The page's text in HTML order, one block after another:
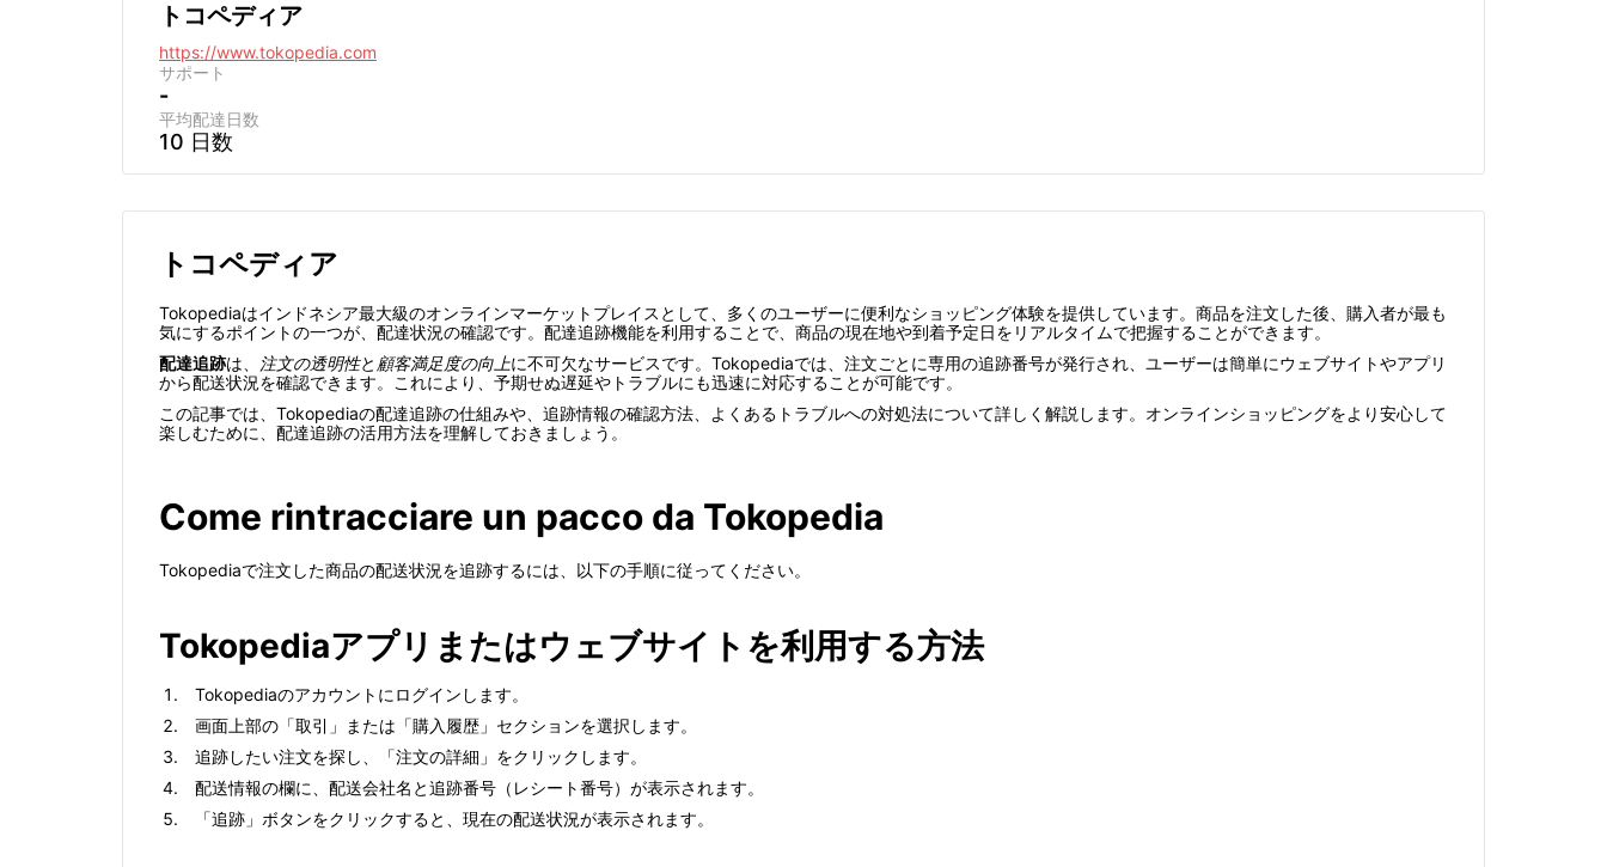
トコペディア
https://www.tokopedia.com
サポート
-
平均配達日数
10 日数
トコペディア
Tokopediaはインドネシア最大級のオンラインマーケットプレイスとして、多くのユーザーに便利なショッピング体験を提供しています。商品を注文した後、購入者が最も
気にするポイントの一つが、配達状況の確認です。配達追跡機能を利用することで、商品の現在地や到着予定日をリアルタイムで把握することができます。
配達追跡は、 注文の透明性と 顧客満足度の向上に不可欠なサービスです。Tokopediaでは、注文ごとに専用の追跡番号が発行され、ユーザーは簡単にウェブサイトやアプリ
から配送状況を確認できます。これにより、予期せぬ遅延やトラブルにも迅速に対応することが可能です。
この記事では、Tokopediaの配達追跡の仕組みや、追跡情報の確認方法、よくあるトラブルへの対処法について詳しく解説します。オンラインショッピングをより安心して
楽しむために、配達追跡の活用方法を理解しておきましょう。
Come rintracciare un pacco da Tokopedia
Tokopediaで注文した商品の配送状況を追跡するには、以下の手順に従ってください。
Tokopediaアプリまたはウェブサイトを利用する方法
Tokopediaのアカウントにログインします。
画面上部の「取引」または「購入履歴」セクションを選択します。
追跡したい注文を探し、「注文の詳細」をクリックします。
配送情報の欄に、配送会社名と追跡番号（レシート番号）が表示されます。
「追跡」ボタンをクリックすると、現在の配送状況が表示されます。